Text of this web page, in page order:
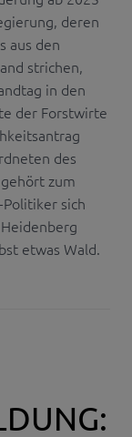
deren
aus den
strichen,
in den
der Forstwirte
des
zum
Politiker sich
etwas Wald.